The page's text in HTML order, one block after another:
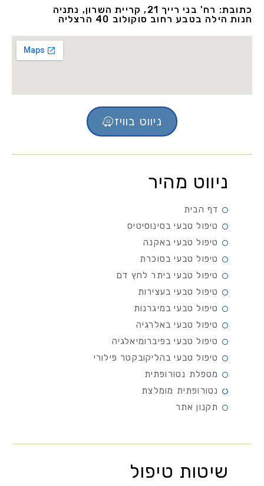
כתובת: רח' בני רייך 21, קריית השרון, נתניה
חנות הילה בטבע רחוב סוקולוב 40 הרצליה
ניווט בוויז
ניווט מהיר
דף הבית
טיפול טבעי בסינוסיטיס
טיפול טבעי באקנה
טיפול טבעי בסוכרת
טיפול טבעי ביתר לחץ דם
טיפול טבעי בעצירות
טיפול טבעי במיגרנות
טיפול טבעי באלרגיה
טיפול טבעי בפיברומיאלגיה
טיפול טבעי בהליקובקטר פילורי
מטפלת נטורופתית
נטורופתית מומלצת
תקנון אתר
שיטות טיפול